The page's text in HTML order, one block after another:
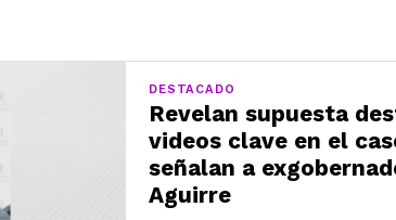
DESTACADO
Revelan supuesta
videos clave en el
señalan a
Aguirre